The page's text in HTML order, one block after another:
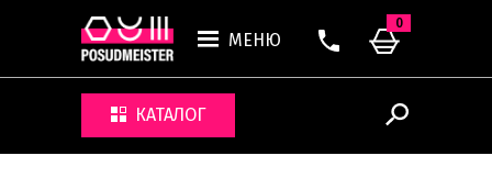
МЕНЮ
КАТАЛОГ
0